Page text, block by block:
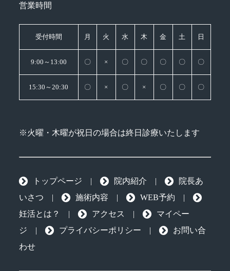
営業時間
受付時間 月 火 水 木 金 土 日
9:00～13:00 〇 × 〇 〇 〇 〇 〇
15:30～20:30 〇 × 〇 × 〇 〇 〇
※火曜・木曜が祝日の場合は終日診療いたします
トップページ 院内紹介
院長あ
いさつ
施術内容 WEB予約
妊活とは？
アクセス
マイペー
ジ
プライバシーポリシー
お問い合
わせ